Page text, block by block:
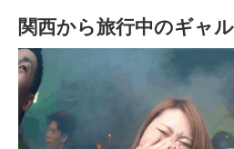
関西から旅行中のギャ